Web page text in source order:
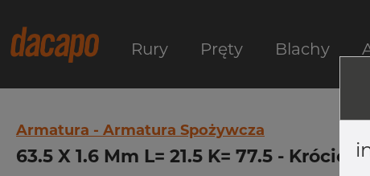
Rury Pręty Blachy
Armatura - Armatura Spożywcza
63.5 X 1.6 Mm L= 21.5 K= 77.5 -